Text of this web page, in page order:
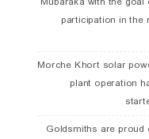
participation in
Morche Khort solar
plant operation
Goldsmiths are proud